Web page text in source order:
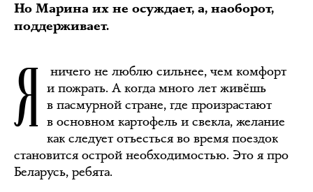
Но Марина их не осуждает, а, наоборот,
поддерживает.
Я
ничего не люблю сильнее, чем комфорт
и пожрать. А когда много лет живёшь
в пасмурной стране, где произрастают
в основном картофель и свекла, желание
как следует отъесться во время поездок
становится острой необходимостью. Это я про
Беларусь, ребята.